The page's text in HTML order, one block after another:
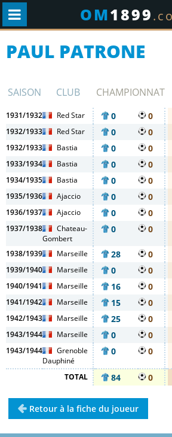
OM1899
PAUL PATRONE
SAISON CLUB CHAMPIONNAT
1931/1932 Red Star 0 0
1932/1933 Red Star 0 0
1932/1933 Bastia 0 0
1933/1934 Bastia 0 0
1934/1935 Bastia 0 0
1935/1936 Ajaccio 0 0
1936/1937 Ajaccio 0 0
1937/1938
Chateau-
Gombert
0 0
1938/1939 Marseille 28 0
1939/1940 Marseille 0 0
1940/1941 Marseille 16 0
1941/1942 Marseille 15 0
1942/1943 Marseille 25 0
1943/1944 Marseille 0 0
1943/1944
Grenoble
Dauphiné
0 0
TOTAL 84 0
Retour à la fiche du joueur